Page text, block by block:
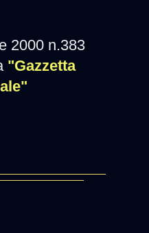
2000 n.383
"Gazzetta